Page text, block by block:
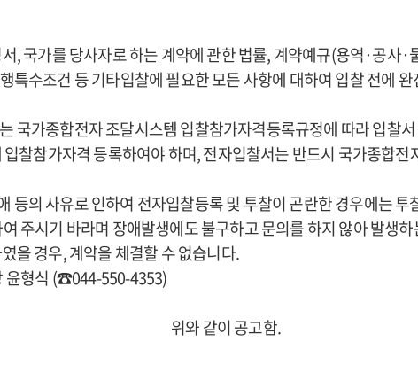
, 국가를 당사자로 하는 계약에 관한 법률, 계약예규(용역·공사
특수조건 등 기타입찰에 필요한 모든 사항에 대하여 입찰 전에
국가종합전자 조달시스템 입찰참가자격등록규정에 따라 입찰
찰참가자격 등록하여야 하며, 전자입찰서는 반드시 국가종합
등의 사유로 인하여 전자입찰등록 및 투찰이 곤란한 경우에는
주시기 바라며 장애발생에도 불구하고 문의를 하지 않아 발생
을 경우, 계약을 체결할 수 없습니다.
윤형식 (☎044-550-4353)
위와 같이 공고함.